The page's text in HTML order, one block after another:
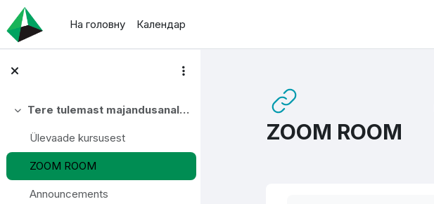
Перейти до головного вмісту
На головну
Календар
Згорнути Tere tulemast majandusanalüüsi e-kursusele!
Ülevaade kursusest
ZOOM ROOM
Announcements
ZOOM ROOM